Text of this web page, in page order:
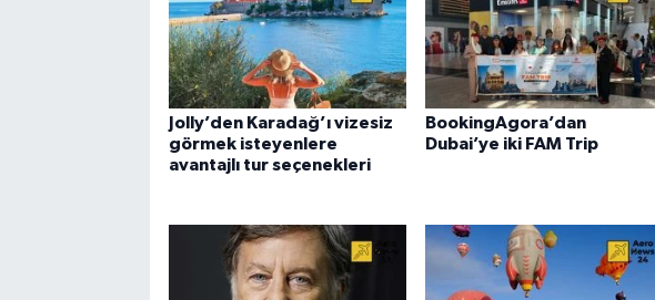
Jolly’den Karadağ’ı vizesiz
görmek isteyenlere
avantajlı tur seçenekleri
BookingAgora’dan
Dubai’ye iki FAM Trip